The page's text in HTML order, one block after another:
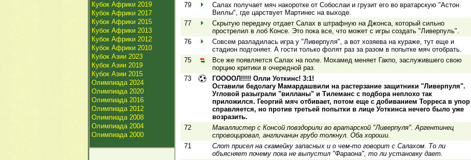
Кубок Африки 2019
Кубок Африки 2017
Кубок Африки 2015
Кубок Африки 2013
Кубок Африки 2012
Кубок Африки 2010
Кубок Азии 2023
Кубок Азии 2019
Кубок Азии 2015
Олимпиада 2024
Олимпиада 2020
Олимпиада 2016
Олимпиада 2012
Олимпиада 2008
Олимпиада 2004
Олимпиада 2000
79
Салах получает мяч накоротке от Собослаи и грузит его во вратарскую "Астон
Виллы", где царствует Мартинес на выходе.
77
Скрытую передачу отдает Салах в штрафную на Джонса, который сильно
прострелил в лоб Консе. Это пока все, что может с игры создать "Ливерпуль".
76
Совсем разладилась игра у "Ливерпуля", а вот хозяева на кураже, тут еще и
стадион подгоняет. А гости только фолят раз за разом в попытке мяч отобрать.
75
Все же появляется Салах на поле. Мохамед меняет Гакпо, заслужившего свою
порцию критики в очередной раз.
73
ГООООЛ!!!!! Олли Уоткинс! 3:1!
Оставили бедолагу Мамардашвили на растерзание защитники "Ливерпуля".
Угловой разыграли "вилланы" и Тилеманс с подбора неплохо так
приложился. Георгий мяч отбивает, потом еще с добиванием Торреса в упор
справляется, но против третьей попытки в лице Уоткинса нечего было уже
возразить.
72
Макаллистер с Консой повздорили во вратарской "Ливерпуля". Аргентинец
спровоцировал, англичанин грубо толкнул. Оба хороши.
71
Слот присел на скамейку запасных и о чем-то говорит с Салахом. То ли
объясняет почему пока не выпустил "Фараона", то ли установку дает.